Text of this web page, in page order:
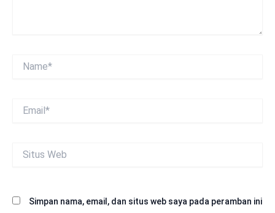
Web
Simpan nama, email, dan situs web saya pada peramban ini